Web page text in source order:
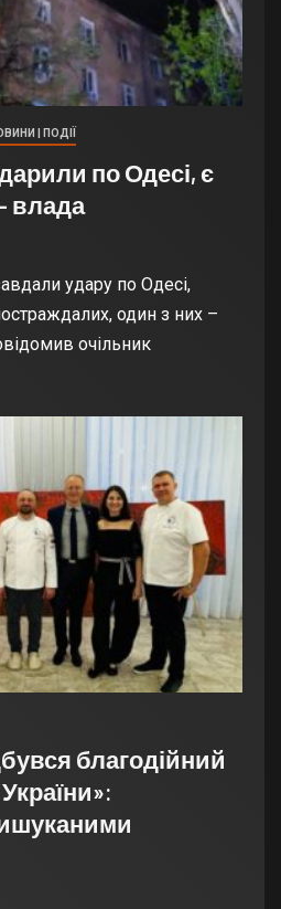
| ПОДІЇ
по Одесі, є
влада
удару по Одесі,
один з них –
очільник
благодійний